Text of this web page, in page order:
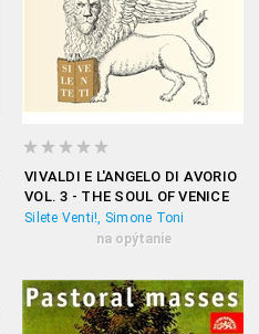
VIVALDI E L'ANGELO DI AVORIO
VOL. 3 - THE SOUL OF VENICE
Silete Venti!, Simone Toni
na opýtanie